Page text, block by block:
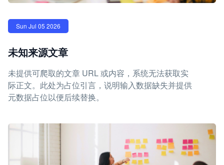
Sun Jul 05 2026
未知来源文章
未提供可爬取的文章 URL 或内容，系统无法获取实
际正文。此处为占位引言，说明输入数据缺失并提供
元数据占位以便后续替换。